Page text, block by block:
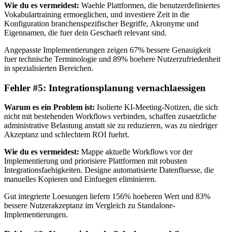
Wie du es vermeidest: Waehle Plattformen, die benutzerdefiniertes
Vokabulartraining ermoeglichen, und investiere Zeit in die
Konfiguration branchenspezifischer Begriffe, Akronyme und
Eigennamen, die fuer dein Geschaeft relevant sind.
Angepasste Implementierungen zeigen 67% bessere Genauigkeit
fuer technische Terminologie und 89% hoehere Nutzerzufriedenheit
in spezialisierten Bereichen.
Fehler #5: Integrationsplanung vernachlaessigen
Warum es ein Problem ist: Isolierte KI-Meeting-Notizen, die sich
nicht mit bestehenden Workflows verbinden, schaffen zusaetzliche
administrative Belastung anstatt sie zu reduzieren, was zu niedriger
Akzeptanz und schlechtem ROI fuehrt.
Wie du es vermeidest: Mappe aktuelle Workflows vor der
Implementierung und priorisiere Plattformen mit robusten
Integrationsfaehigkeiten. Designe automatisierte Datenfluesse, die
manuelles Kopieren und Einfuegen eliminieren.
Gut integrierte Loesungen liefern 156% hoeheren Wert und 83%
bessere Nutzerakzeptanz im Vergleich zu Standalone-
Implementierungen.